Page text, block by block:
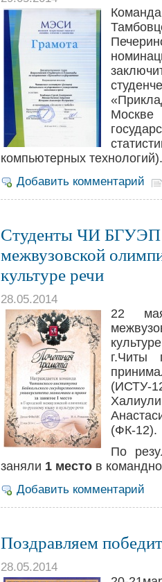
компьютерных технологий).
Добавить комментарий
Студенты ЧИ БГУЭП
межвузовской
культуре речи
28.05.2014
22
г.Читы
(ИСТУ-
(ФК-12).
По
заняли 1 место в
Добавить комментарий
Поздравляем
28.05.2014